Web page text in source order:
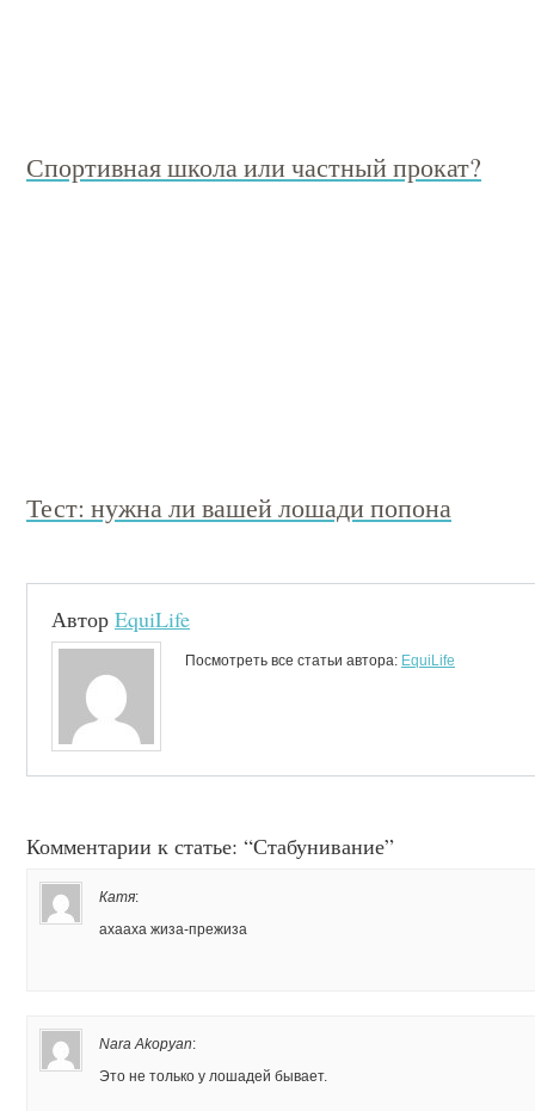
Спортивная школа или частный прокат?
Тест: нужна ли вашей лошади попона
Автор EquiLife
Посмотреть все статьи автора: EquiLife
Комментарии к статье: “Стабунивание”
Катя:
ахааха жиза-прежиза
Nara Akopyan:
Это не только у лошадей бывает.